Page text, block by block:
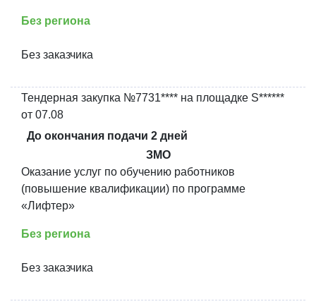
Без региона
Без заказчика
Тендерная закупка №7731**** на площадке S******
от 07.08
До окончания подачи 2 дней
ЗМО
Оказание услуг по обучению работников
(повышение квалификации) по программе
«Лифтер»
Без региона
Без заказчика